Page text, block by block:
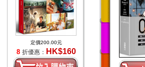
定價200.00元
8 折優惠： HK$160